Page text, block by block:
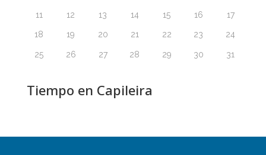
11 12 13 14 15 16 17
18 19 20 21 22 23 24
25 26 27 28 29 30 31
Tiempo en Capileira